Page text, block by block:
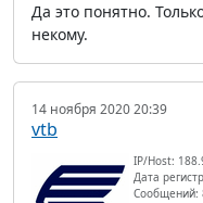
Да это понятно.
некому.
14 ноября 2020 20:39
vtb
IP/Host:
Дата
Сообщений: